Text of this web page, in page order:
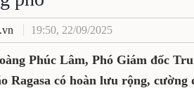
MỚI
19:50, 22/09/2025
Phúc Lâm, Phó Giám đốc
Ragasa có hoàn lưu rộng,